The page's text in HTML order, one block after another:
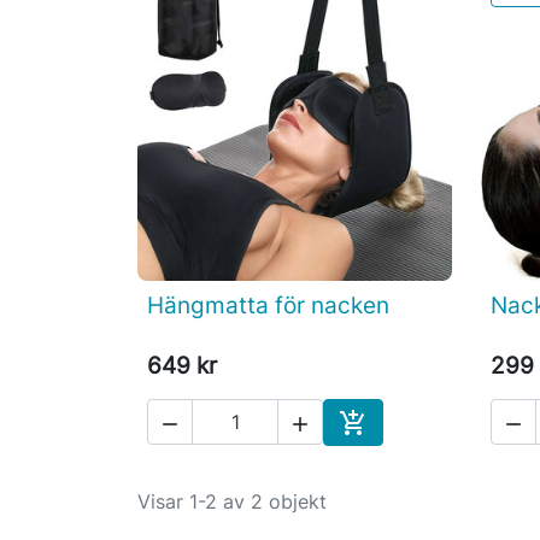
 Snabbvy
Hängmatta för nacken
649 kr
  
Köp
299

Visar 1-2 av 2 objekt